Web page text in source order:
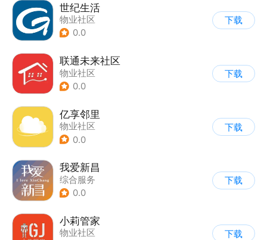
世纪生活
物业社区
0.0
下载
联通未来社区
物业社区
0.0
下载
亿享邻里
物业社区
0.0
下载
我爱新昌
综合服务
0.0
下载
小莉管家
物业社区
下载